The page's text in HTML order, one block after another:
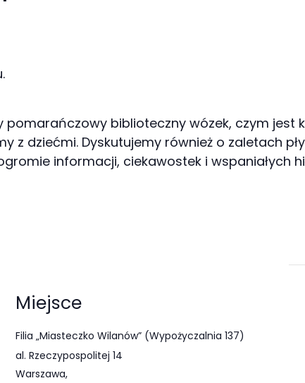
pomarańczowy biblioteczny wózek, czym jest
z dziećmi. Dyskutujemy również o zaletach
informacji, ciekawostek i wspaniałych
Miejsce
Filia „Miasteczko Wilanów” (Wypożyczalnia 137)
al. Rzeczypospolitej 14
Warszawa,